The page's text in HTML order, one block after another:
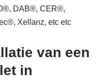
DAB®, CER®,
Xellanz, etc etc
van een
in